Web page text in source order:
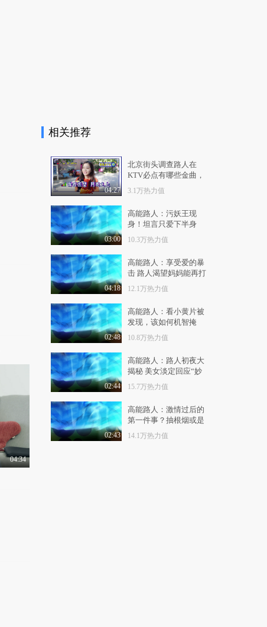
05:00 9010热力值
04:26
辱后竟挖人祖坟报复
8959热力值
06:35
广告合集（泰国篇）
3.7万热力值
06:32
有梗 第88集：熊孩子
辱骂美女惨被暴打
09:27
有梗 第89集：大型反
夫网剧《人妻的名义..
07:31
有梗 第90集：职场暗
黑纪实之《老板的名..
有梗 第91集：武术神
功解救受困小学生？
相关推荐
04:27
北京街头调查路人在
KTV必点有哪些金曲，
你唱过几首？
3.1万热力值
03:00
高能路人：污妖王现
身！坦言只爱下半身
10.3万热力值
04:18
高能路人：享受爱的暴
击 路人渴望妈妈能再打
我一次
12.1万热力值
02:48
高能路人：看小黄片被
发现，该如何机智掩
饰？
10.8万热力值
02:44
高能路人：路人初夜大
揭秘 美女淡定回应“妙
不可言”
15.7万热力值
02:43
高能路人：激情过后的
第一件事？抽根烟或是
洗洗澡？
14.1万热力值
04:34